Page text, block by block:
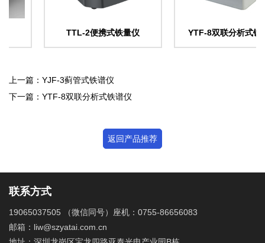
TTL-2便携式铁量仪 YTF-8双联分析式铁谱仪
上一篇：YJF-3蓟管式铁谱仪
下一篇：YTF-8双联分析式铁谱仪
返回产品推荐
联系方式
19065037505 （微信同号）座机：0755-86656083
邮箱：liw@szyatai.com.cn